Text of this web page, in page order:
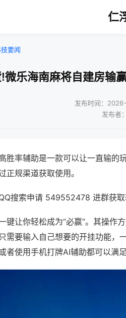
仁
要闻
微乐海南麻将自建房输
发布时间：
发布者
胜率辅助是一款可以让一直输的
正规渠道获取使用。
搜索申请 549552478 进群获
键让你轻松成为“必赢”。其操作
需要输入自己想要的开挂功能，
者使用手机打牌AI辅助都可以满足